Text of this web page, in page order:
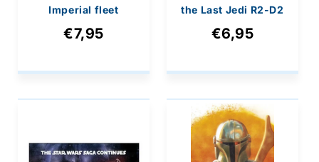
Imperial fleet
blueprint 91,5x61cm
€7,95
the Last Jedi R2-D2
Droid 40x50cm
€6,95